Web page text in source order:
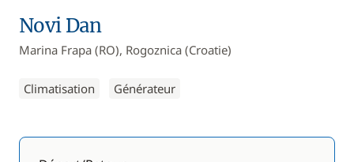
Novi Dan
Marina Frapa (RO), Rogoznica (Croatie)
Climatisation Générateur